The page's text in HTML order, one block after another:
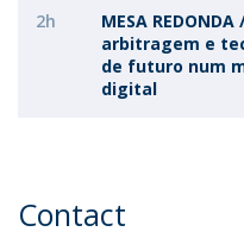
2h
MESA
arbitragem e
de futuro num
digital
Contact